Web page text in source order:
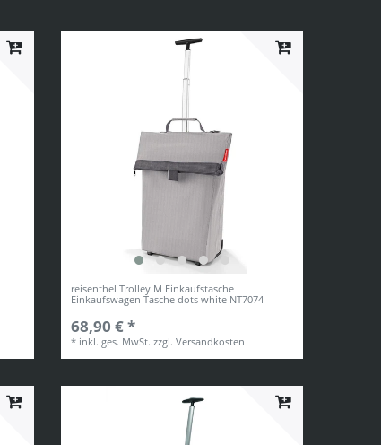
reisenthel Trolley M Einkaufstasche
Einkaufswagen Tasche dots white NT7074
68,90 € *
* inkl. ges. MwSt. zzgl.Versandkosten